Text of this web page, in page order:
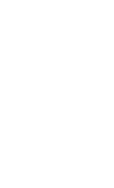
Behandlat
Obehandlat